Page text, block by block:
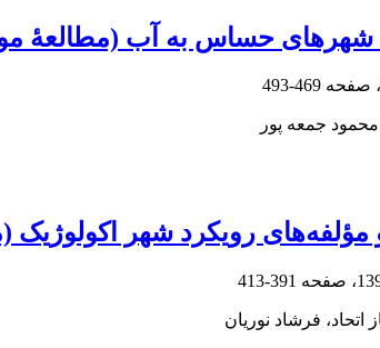
شهرهای حساس به آب (مطالعۀ
469-493
جمعه پور
و مؤلفه‌های رویکرد شهر
391-413
فرشاد نوریان